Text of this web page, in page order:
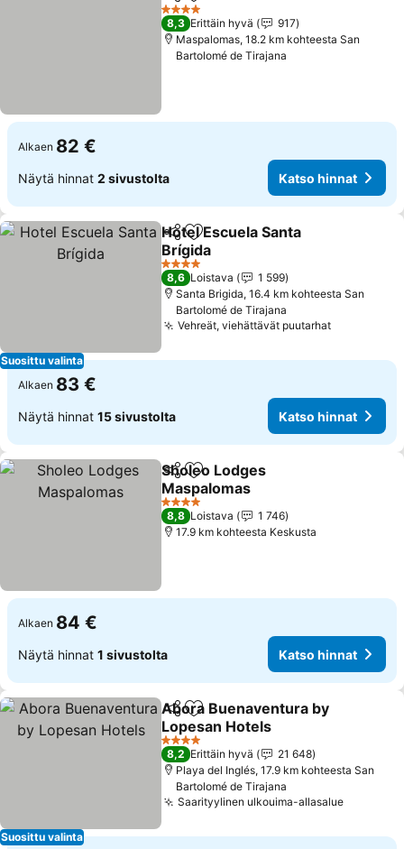
4 Tähtiluokitus
8,3 Erittäin hyvä
917
Maspalomas, 18.2 km kohteesta San
Bartolomé de Tirajana
Alkaen 82 €
Näytä hinnat 2 sivustolta Katso hinnat
Suosittu valinta
Jaa Lisää suosikkeihin
Hotel Escuela Santa
Brígida
4 Tähtiluokitus
8,6 Loistava
1 599
Santa Brigida, 16.4 km kohteesta San
Bartolomé de Tirajana
Vehreät, viehättävät puutarhat
Alkaen 83 €
Näytä hinnat 15 sivustolta Katso hinnat
Jaa Lisää suosikkeihin
Sholeo Lodges
Maspalomas
4 Tähtiluokitus
8,8 Loistava
1 746
17.9 km kohteesta Keskusta
Alkaen 84 €
Näytä hinnat 1 sivustolta Katso hinnat
Suosittu valinta
Jaa Lisää suosikkeihin
Abora Buenaventura by
Lopesan Hotels
4 Tähtiluokitus
8,2 Erittäin hyvä
21 648
Playa del Inglés, 17.9 km kohteesta San
Bartolomé de Tirajana
Saarityylinen ulkouima-allasalue